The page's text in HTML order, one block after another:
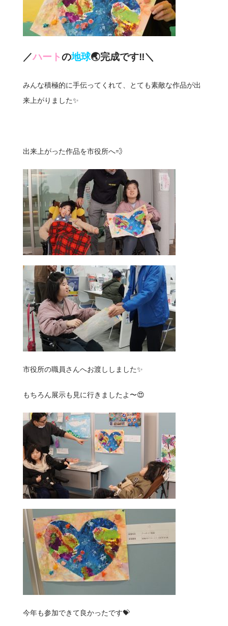
／ハートの地球️🌏️完成です‼️＼
みんな積極的に手伝ってくれて、とても素敵な作品が出
来上がりました✨️
出来上がった作品を市役所へ💨
市役所の職員さんへお渡ししました✨️
もちろん展示も見に行きましたよ〜😍
今年も参加できて良かったです💝